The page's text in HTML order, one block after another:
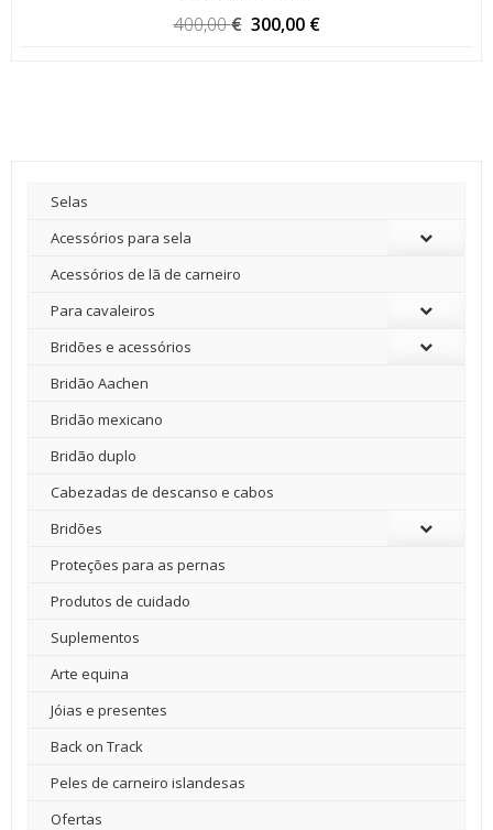
400,00€ O
300,00 €
Selas
Acessórios para sela
Acessórios de lã de carneiro
Para cavaleiros
Bridões e acessórios
Bridão Aachen
Bridão mexicano
Bridão duplo
Cabezadas de descanso e cabos
Bridões
Proteções para as pernas
Produtos de cuidado
Suplementos
Arte equina
Jóias e presentes
Back on Track
Peles de carneiro islandesas
Ofertas